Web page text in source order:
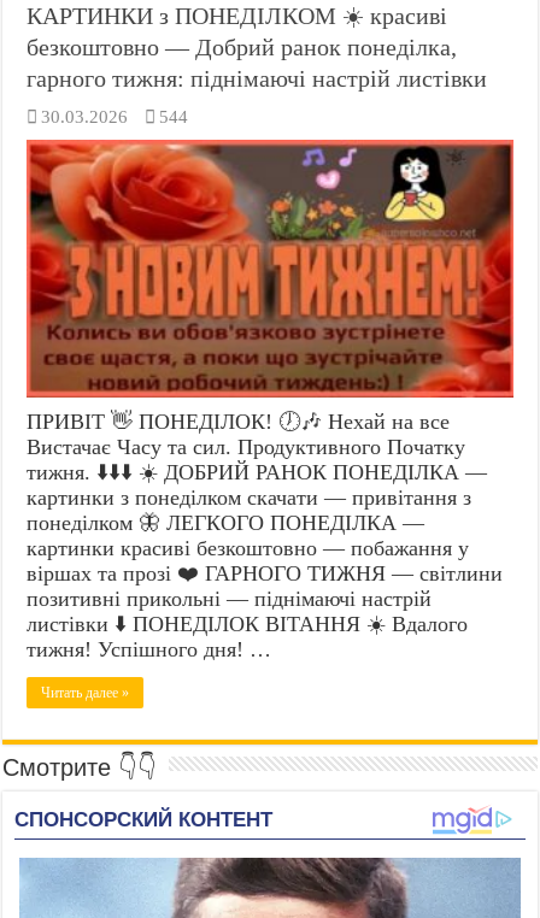
КАРТИНКИ з ПОНЕДІЛКОМ ☀️ красиві
безкоштовно — Добрий ранок понеділка,
гарного тижня: піднімаючі настрій листівки
30.03.2026 544
ПРИВІТ 👋 ПОНЕДІЛОК! 🕖🎶 Нехай на все
Вистачає Часу та сил. Продуктивного Початку
тижня. ⬇️⬇️⬇️ ☀️ ДОБРИЙ РАНОК ПОНЕДІЛКА —
картинки з понеділком скачати — привітання з
понеділком 🦋 ЛЕГКОГО ПОНЕДІЛКА —
картинки красиві безкоштовно — побажання у
віршах та прозі ❤️ ГАРНОГО ТИЖНЯ — світлини
позитивні прикольні — піднімаючі настрій
листівки ⬇️ ПОНЕДІЛОК ВІТАННЯ ☀️ Вдалого
тижня! Успішного дня! …
Читать далее »
Смотрите 👇👇